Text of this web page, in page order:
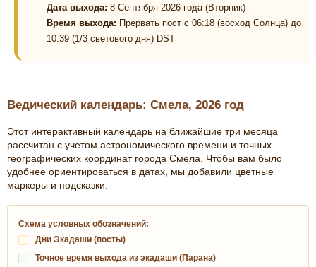
Дата выхода: 8 Сентября 2026 года (Вторник)
Время выхода: Прервать пост с 06:18 (восход Солнца) до
10:39 (1/3 светового дня) DST
Ведический календарь: Смела, 2026 год
Этот интерактивный календарь на ближайшие три месяца
рассчитан с учетом астрономического времени и точных
географических координат города Смела. Чтобы вам было
удобнее ориентироваться в датах, мы добавили цветные
маркеры и подсказки.
Схема условных обозначений:
Дни Экадаши (посты)
Точное время выхода из экадаши (Парана)